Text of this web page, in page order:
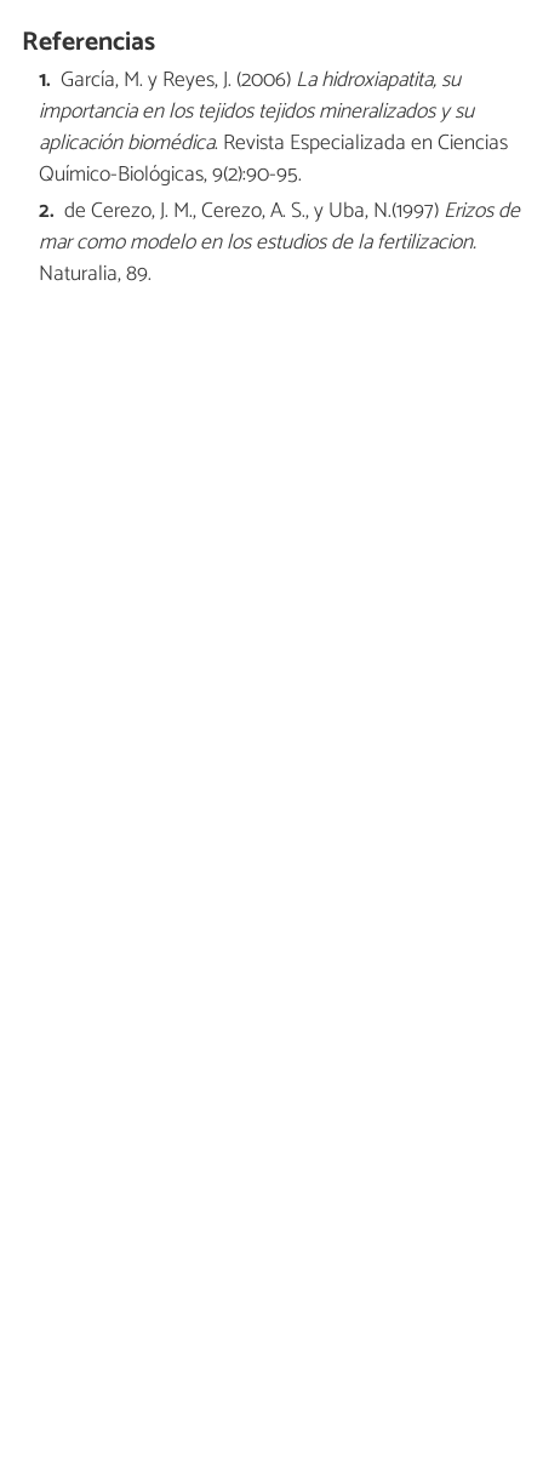
Referencias
García, M. y Reyes, J. (2006)La hidroxiapatita, su
importancia en los tejidos tejidos mineralizados y su
aplicación biomédica. Revista Especializada en Ciencias
Químico-Biológicas, 9(2):90-95.
de Cerezo, J. M., Cerezo, A. S., y Uba, N.(1997)Erizos de
mar como modelo en los estudios de la fertilizacion.
Naturalia, 89.